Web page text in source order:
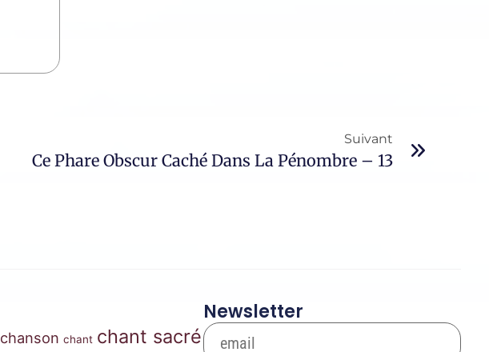
Suivant
Ce Phare Obscur Caché Dans La Pénombre – 13
chanson chant chant sacré
Newsletter